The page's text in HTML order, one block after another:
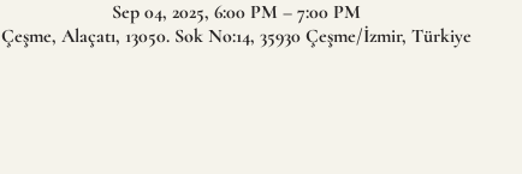
Sep 04, 2025, 6:00 PM – 7:00 PM
Çeşme, Alaçatı, 13050. Sok No:14, 35930 Çeşme/İzmir, Türkiye